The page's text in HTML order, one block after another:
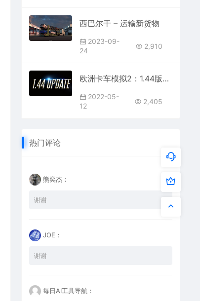
西巴尔干 – 运输新货物
2023-09-
24
2,910
欧洲卡车模拟2：1.44版本正式推出
2022-05-
12
2,405
热门评论
熊奕杰：
谢谢
JOE：
谢谢
每日AI工具导航：